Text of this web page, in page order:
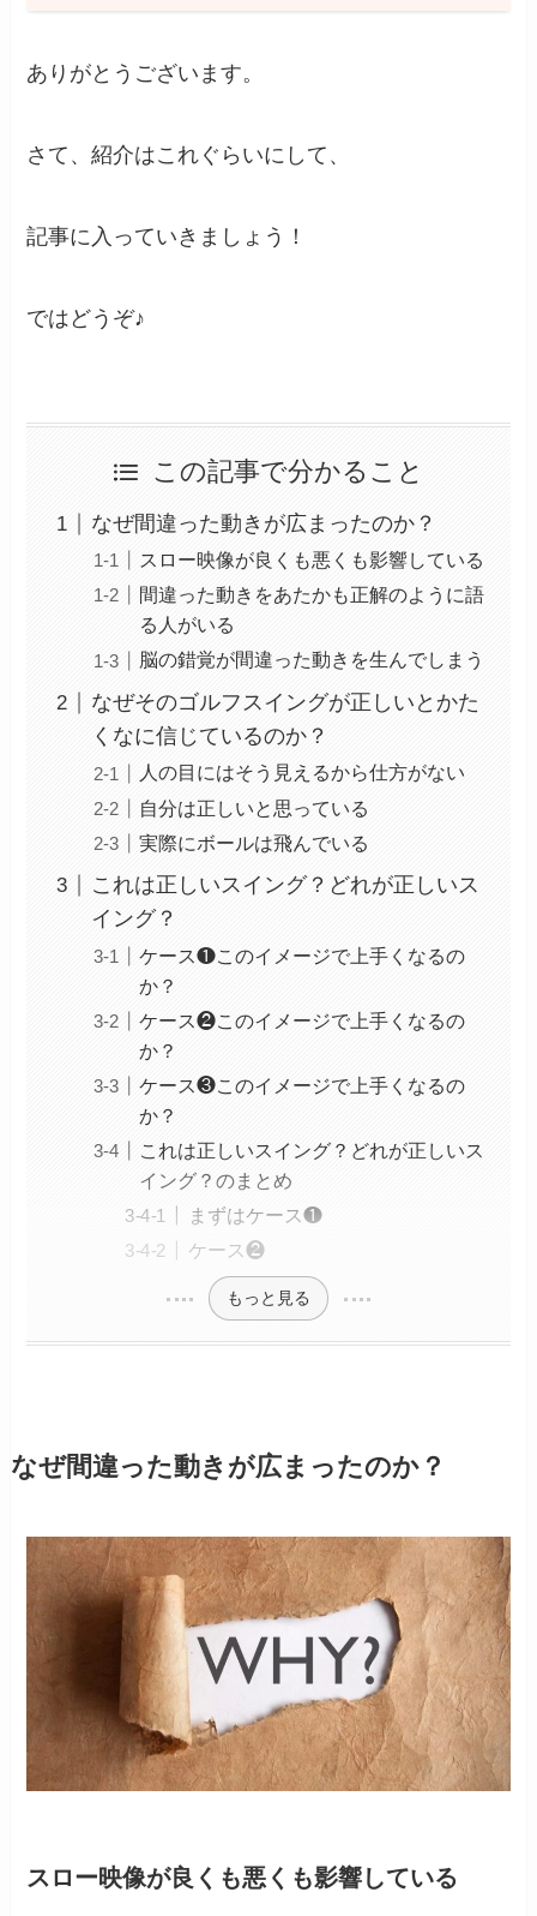
ありがとうございます。
さて、紹介はこれぐらいにして、
記事に入っていきましょう！
ではどうぞ♪
この記事で分かること
なぜ間違った動きが広まったのか？
スロー映像が良くも悪くも影響している
間違った動きをあたかも正解のように語
る人がいる
脳の錯覚が間違った動きを生んでしまう
なぜそのゴルフスイングが正しいとかた
くなに信じているのか？
人の目にはそう見えるから仕方がない
自分は正しいと思っている
実際にボールは飛んでいる
これは正しいスイング？どれが正しいス
イング？
ケース❶このイメージで上手くなるの
か？
ケース❷このイメージで上手くなるの
か？
ケース❸このイメージで上手くなるの
か？
これは正しいスイング？どれが正しいス
イング？のまとめ
まずはケース❶
ケース❷
もっと見る
なぜ間違った動きが広まったのか？
スロー映像が良くも悪くも影響している